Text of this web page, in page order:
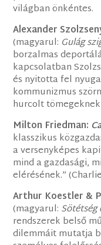
világban önkéntes.
Alexander
(magyarul: Gulág
borzalmas
kapcsolatban
és nyitotta fel
kommunizmus
hurcolt
Milton Friedman:
klasszikus
a versenyképes
mind a gazdasági,
elérésének.”
Arthur Koestler &
(magyarul: Sötétség
rendszerek belső
dilemmáit mutatja